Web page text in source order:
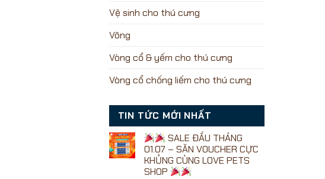
Vệ sinh cho thú cưng
Võng
Vòng cổ & yếm cho thú cưng
Vòng cổ chống liếm cho thú cưng
TIN TỨC MỚI NHẤT
SALE ĐẦU THÁNG
01.07 – SĂN VOUCHER CỰC
KHỦNG CÙNG LOVE PETS
SHOP